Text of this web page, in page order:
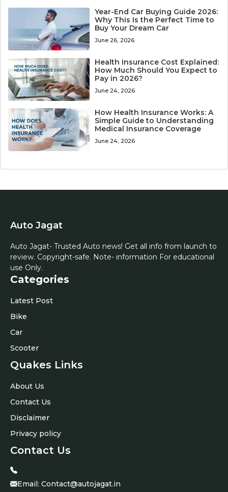
Year-End Car Buying Guide 2026:
Why This Is the Perfect Time to
Buy Your Dream Car
June 26, 2026
Health Insurance Cost Explained:
How Much Should You Expect to
Pay in 2026?
June 24, 2026
How Health Insurance Works: A
Simple Guide to Understanding
Medical Insurance Coverage
June 24, 2026
Auto Jagat
Auto Jagat- Trusted Auto news! Get all info from launch to
review. Copyright-safe. Note- information For educational
use Only.
Categories
Latest Post
Bike
Car
Scooter
Quakes Links
About Us
Contact Us
Disclaimer
Privacy policy
Contact Us
Email: Contact@autojagat.in